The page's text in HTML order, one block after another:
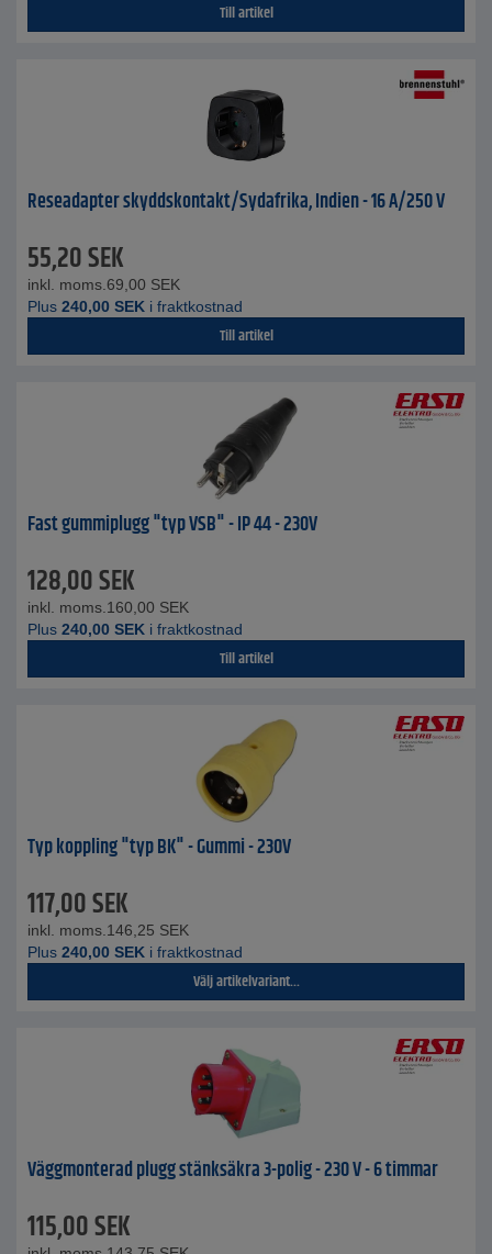
Till artikel
Reseadapter skyddskontakt/Sydafrika, Indien - 16 A/250 V
55,20SEK
inkl. moms. 69,00 SEK
Plus 240,00 SEK i fraktkostnad
Till artikel
Fast gummiplugg "typ VSB" - IP 44 - 230V
128,00SEK
inkl. moms. 160,00 SEK
Plus 240,00 SEK i fraktkostnad
Till artikel
Typ koppling "typ BK" - Gummi - 230V
117,00SEK
inkl. moms. 146,25 SEK
Plus 240,00 SEK i fraktkostnad
Välj artikelvariant...
Väggmonterad plugg stänksäkra 3-polig - 230 V - 6 timmar
115,00SEK